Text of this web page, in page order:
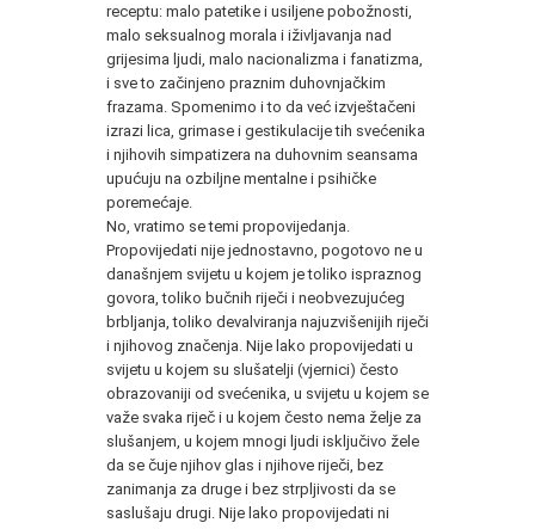
receptu: malo patetike i usiljene pobožnosti,
malo seksualnog morala i iživljavanja nad
grijesima ljudi, malo nacionalizma i fanatizma,
i sve to začinjeno praznim duhovnjačkim
frazama. Spomenimo i to da već izvještačeni
izrazi lica, grimase i gestikulacije tih svećenika
i njihovih simpatizera na duhovnim seansama
upućuju na ozbiljne mentalne i psihičke
poremećaje.
No, vratimo se temi propovijedanja.
Propovijedati nije jednostavno, pogotovo ne u
današnjem svijetu u kojem je toliko ispraznog
govora, toliko bučnih riječi i neobvezujućeg
brbljanja, toliko devalviranja najuzvišenijih riječi
i njihovog značenja. Nije lako propovijedati u
svijetu u kojem su slušatelji (vjernici) često
obrazovaniji od svećenika, u svijetu u kojem se
važe svaka riječ i u kojem često nema želje za
slušanjem, u kojem mnogi ljudi isključivo žele
da se čuje njihov glas i njihove riječi, bez
zanimanja za druge i bez strpljivosti da se
saslušaju drugi. Nije lako propovijedati ni